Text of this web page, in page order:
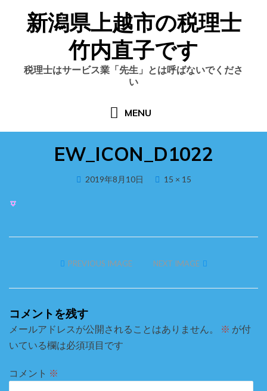
content
新潟県上越市の税理士
竹内直子です
税理士はサービス業「先生」とは呼ばないでくださ
い
MENU
EW_ICON_D1022
Posted
2019年8月10日 15 × 15
PREVIOUS IMAGE NEXT IMAGE
コメントを残す
メールアドレスが公開されることはありません。 ※ が付
いている欄は必須項目です
コメント ※